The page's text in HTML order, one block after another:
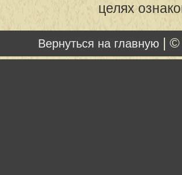
целях
Вернуться на главную |